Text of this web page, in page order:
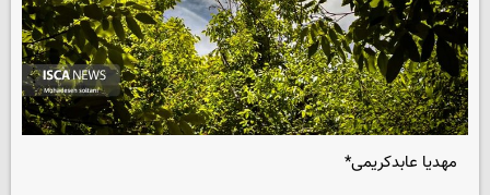
مهدیا عابدکریمی*